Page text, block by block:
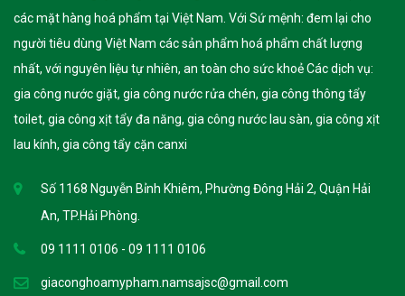
các mặt hàng hoá phẩm tại Việt Nam. Với Sứ mệnh: đem lại cho
người tiêu dùng Việt Nam các sản phẩm hoá phẩm chất lượng
nhất, với nguyên liệu tự nhiên, an toàn cho sức khoẻ Các dịch vụ:
gia công nước giặt, gia công nước rửa chén, gia công thông tẩy
toilet, gia công xịt tẩy đa năng, gia công nước lau sàn, gia công xịt
lau kính, gia công tẩy cặn canxi
Số 1168 Nguyễn Bỉnh Khiêm, Phường Đông Hải 2, Quận Hải
An, TP.Hải Phòng.
09 1111 0106 - 09 1111 0106
giaconghoamypham.namsajsc@gmail.com